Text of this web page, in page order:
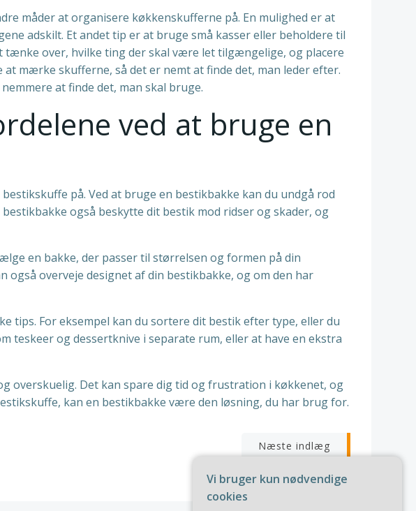
måder at organisere køkkenskufferne på. En mulighed er at
adskilt. Et andet tip er at bruge små kasser eller beholdere til
tænke over, hvilke ting der skal være let tilgængelige, og placere
at mærke skufferne, så det er nemt at finde det, man leder efter.
at finde det, man skal bruge.
ved at bruge en
på. Ved at bruge en bestikbakke kan du undgå rod
også beskytte dit bestik mod ridser og skader, og
en bakke, der passer til størrelsen og formen på din
overveje designet af din bestikbakke, og om den har
tips. For eksempel kan du sortere dit bestik efter type, eller du
teskeer og dessertknive i separate rum, eller at have en ekstra
overskuelig. Det kan spare dig tid og frustration i køkkenet, og
kan en bestikbakke være den løsning, du har brug for.
Næste indlæg
Vi bruger kun nødvendige
cookies